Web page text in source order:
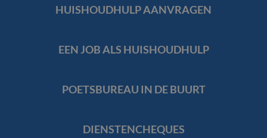
FooterHUISHOUDHULP AANVRAGEN
EEN JOB ALS HUISHOUDHULP
POETSBUREAU IN DE BUURT
DIENSTENCHEQUES